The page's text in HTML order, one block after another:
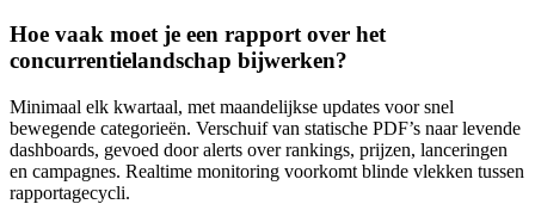
Hoe vaak moet je een rapport over het
concurrentielandschap bijwerken?
Minimaal elk kwartaal, met maandelijkse updates voor snel
bewegende categorieën. Verschuif van statische PDF’s naar levende
dashboards, gevoed door alerts over rankings, prijzen, lanceringen
en campagnes. Realtime monitoring voorkomt blinde vlekken tussen
rapportagecycli.